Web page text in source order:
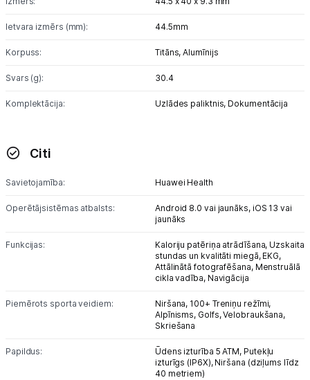
Ietvara izmērs (mm): 44.5mm
Korpuss: Titāns,Alumīnijs
Svars (g): 30.4
Komplektācija: Uzlādes paliktnis, Dokumentācija
Citi
Savietojamība: Huawei Health
Operētājsistēmas atbalsts: Android 8.0 vai jaunāks, iOS 13 vai
jaunāks
Funkcijas: Kaloriju patēriņa atrādīšana, Uzskaita
stundas un kvalitāti miegā, EKG,
Attālinātā fotografēšana, Menstruālā
cikla vadība, Navigācija
Piemērots sporta veidiem: Niršana, 100+ Treniņu režīmi,
Alpīnisms, Golfs,Velobraukšana,
Skriešana
Papildus: Ūdens izturība 5 ATM, Putekļu
izturīgs (IP6X), Niršana (dziļums līdz
40 metriem)